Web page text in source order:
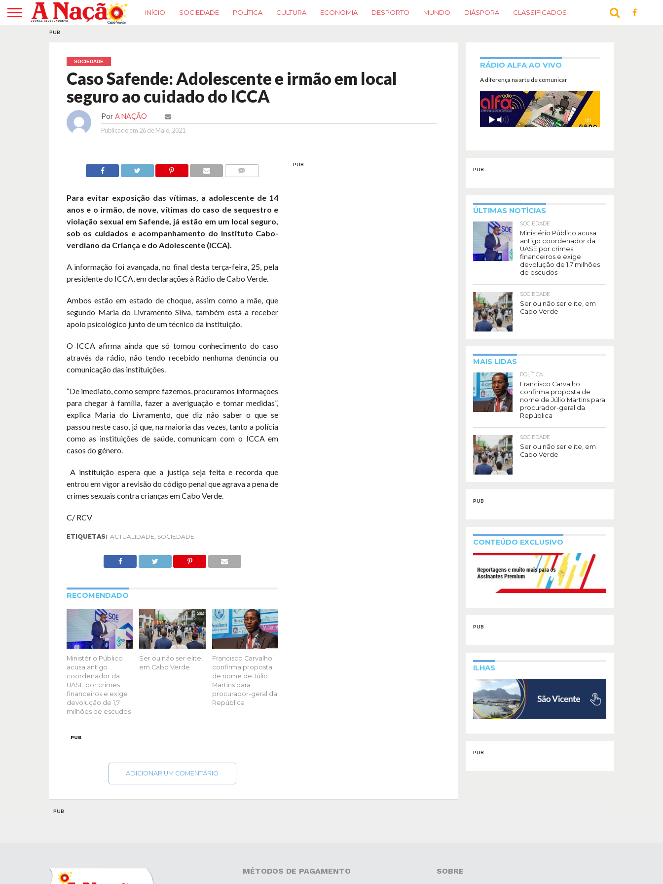
INÍCIO SOCIEDADE POLÍTICA CULTURA ECONOMIA DESPORTO MUNDO DIÁSPORA CLASSIFICADOS
PUB
SOCIEDADE
Caso Safende: Adolescente e irmão em local
seguro ao cuidado do ICCA
Por A NAÇÃO
Publicado em 26 de Maio, 2021
Para evitar exposição das vítimas, a adolescente de 14
anos e o irmão, de nove, vítimas do caso de sequestro e
violação sexual em Safende, já estão em um local seguro,
sob os cuidados e acompanhamento do Instituto Cabo-
verdiano da Criança e do Adolescente (ICCA).
A informação foi avançada, no final desta terça-feira, 25, pela
presidente do ICCA, em declarações à Rádio de Cabo Verde.
Ambos estão em estado de choque, assim como a mãe, que
segundo Maria do Livramento Silva, também está a receber
apoio psicológico junto de um técnico da instituição.
O ICCA afirma ainda que só tomou conhecimento do caso
através da rádio, não tendo recebido nenhuma denúncia ou
comunicação das instituições.
“De imediato, como sempre fazemos, procuramos informações
para chegar à família, fazer a averiguação e tomar medidas”,
explica Maria do Livramento, que diz não saber o que se
passou neste caso, já que, na maioria das vezes, tanto a polícia
como as instituições de saúde, comunicam com o ICCA em
casos do género.
A instituição espera que a justiça seja feita e recorda que
entrou em vigor a revisão do código penal que agrava a pena de
crimes sexuais contra crianças em Cabo Verde.
C/ RCV
ETIQUETAS: ACTUALIDADE, SOCIEDADE
RECOMENDADO
Ministério Público
acusa antigo
coordenador da
UASE por crimes
financeiros e exige
devolução de 1,7
milhões de escudos
Ser ou não ser elite,
em Cabo Verde
Francisco Carvalho
confirma proposta
de nome de Júlio
Martins para
procurador-geral da
República
PUB
ADICIONAR UM COMENTÁRIO
PUB
RÁDIO ALFA AO VIVO
A diferença na arte de comunicar
PUB
ÚLTIMAS NOTÍCIAS
SOCIEDADE
Ministério Público acusa
antigo coordenador da
UASE por crimes
financeiros e exige
devolução de 1,7 milhões
de escudos
SOCIEDADE
Ser ou não ser elite, em
Cabo Verde
MAIS LIDAS
POLÍTICA
Francisco Carvalho
confirma proposta de
nome de Júlio Martins para
procurador-geral da
República
SOCIEDADE
Ser ou não ser elite, em
Cabo Verde
PUB
CONTEÚDO EXCLUSIVO
PUB
ILHAS
PUB
PUB
MÉTODOS DE PAGAMENTO SOBRE